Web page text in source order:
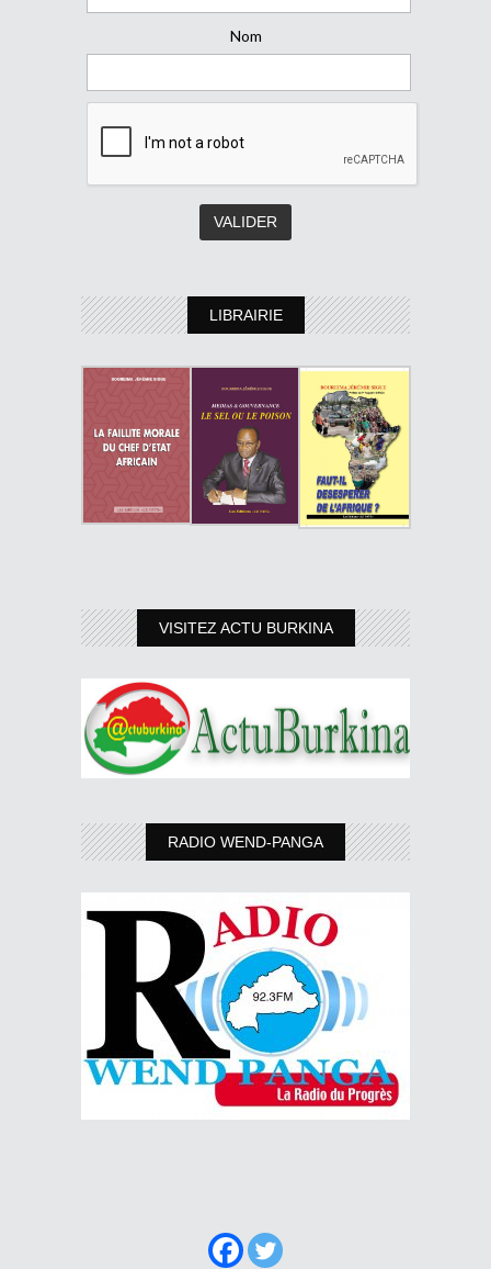
Nom
LIBRAIRIE
VISITEZ ACTU BURKINA
RADIO WEND-PANGA